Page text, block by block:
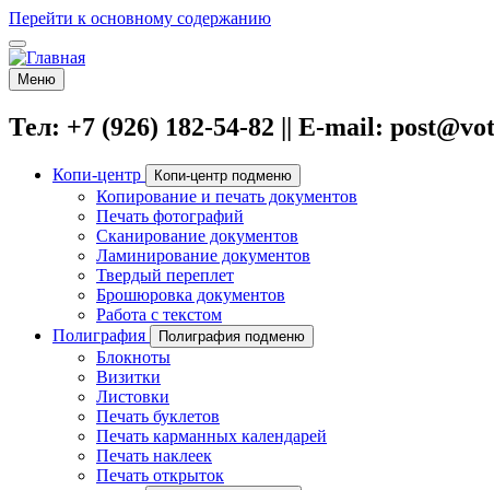
Перейти к основному содержанию
Меню
Тел: +7 (926) 182-54-82 || E-mail:
Копи-центр Копи-центр подменю
Копирование и печать документов
Печать фотографий
Сканирование документов
Ламинирование документов
Твердый переплет
Брошюровка документов
Работа с текстом
Полиграфия
Полиграфия подменю
Блокноты
Визитки
Листовки
Печать буклетов
Печать карманных календарей
Печать наклеек
Печать открыток